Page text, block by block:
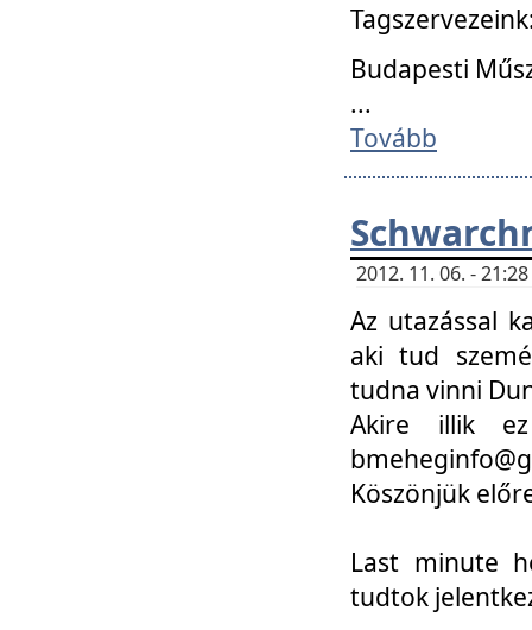
Budapesti
...
Tovább
2012. 11. 06. -
Az utazással
aki tud
tudna vinni
Akire illik
Köszönjük
Last minute
tudtok